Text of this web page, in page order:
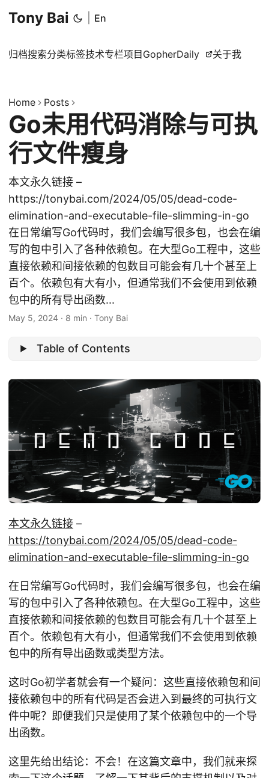
Tony Bai En
归档搜索分类标签技术专栏项目 GopherDaily 关于我
Home Posts
Go未用代码消除与可执
行文件瘦身
本文永久链接 –
https://tonybai.com/2024/05/05/dead-code-
elimination-and-executable-file-slimming-in-go
在日常编写Go代码时，我们会编写很多包，也会在编
写的包中引入了各种依赖包。在大型Go工程中，这些
直接依赖和间接依赖的包数目可能会有几十个甚至上
百个。依赖包有大有小，但通常我们不会使用到依赖
包中的所有导出函数...
May 5, 2024 · 8 min · Tony Bai
Table of Contents
本文永久链接 –
https://tonybai.com/2024/05/05/dead-code-
elimination-and-executable-file-slimming-in-go
在日常编写Go代码时，我们会编写很多包，也会在编
写的包中引入了各种依赖包。在大型Go工程中，这些
直接依赖和间接依赖的包数目可能会有几十个甚至上
百个。依赖包有大有小，但通常我们不会使用到依赖
包中的所有导出函数或类型方法。
这时Go初学者就会有一个疑问：这些直接依赖包和间
接依赖包中的所有代码是否会进入到最终的可执行文
件中呢？即便我们只是使用了某个依赖包中的一个导
出函数。
这里先给出结论：不会！在这篇文章中，我们就来探